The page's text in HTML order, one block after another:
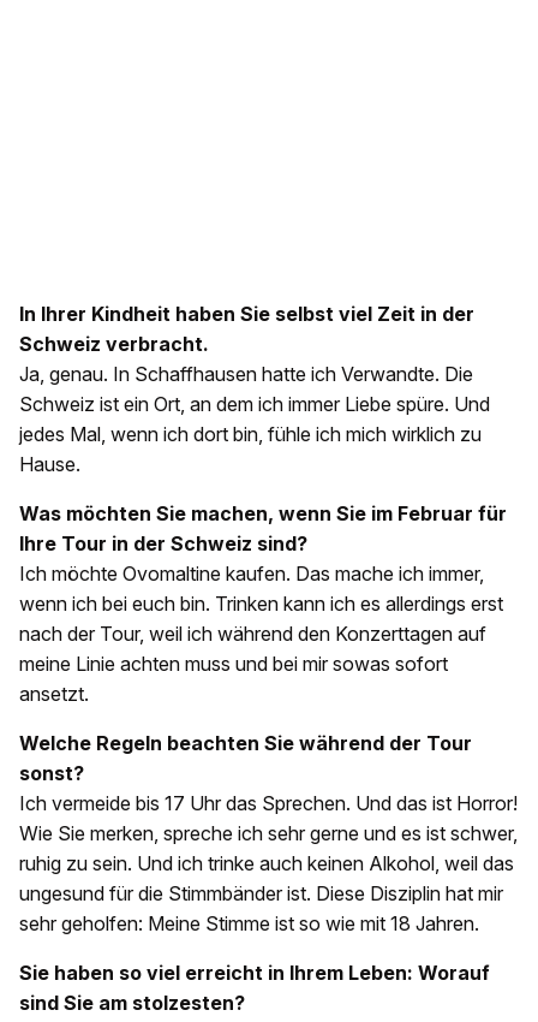
In Ihrer Kindheit haben Sie selbst viel Zeit in der
Schweiz verbracht.
Ja, genau. In Schaffhausen hatte ich Verwandte. Die
Schweiz ist ein Ort, an dem ich immer Liebe spüre. Und
jedes Mal, wenn ich dort bin, fühle ich mich wirklich zu
Hause.
Was möchten Sie machen, wenn Sie im Februar für
Ihre Tour in der Schweiz sind?
Ich möchte Ovomaltine kaufen. Das mache ich immer,
wenn ich bei euch bin. Trinken kann ich es allerdings erst
nach der Tour, weil ich während den Konzerttagen auf
meine Linie achten muss und bei mir sowas sofort
ansetzt.
Welche Regeln beachten Sie während der Tour
sonst?
Ich vermeide bis 17 Uhr das Sprechen. Und das ist Horror!
Wie Sie merken, spreche ich sehr gerne und es ist schwer,
ruhig zu sein. Und ich trinke auch keinen Alkohol, weil das
ungesund für die Stimmbänder ist. Diese Disziplin hat mir
sehr geholfen: Meine Stimme ist so wie mit 18 Jahren.
Sie haben so viel erreicht in Ihrem Leben: Worauf
sind Sie am stolzesten?